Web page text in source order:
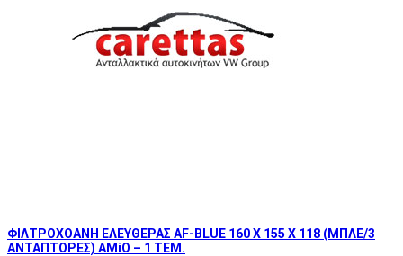
ΦΙΛΤΡΟΧΟΑΝΗ ΕΛΕΥΘΕΡΑΣ AF-BLUE 160 Χ 155 Χ 118 (ΜΠΛΕ/3
ΑΝΤΑΠΤΟΡΕΣ) AMiO – 1 ΤΕΜ.